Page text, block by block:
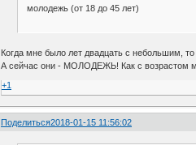
молодежь (от 18 до 45 лет)
Когда мне было лет двадцать с небольшим,
А сейчас они - МОЛОДЕЖЬ! Как с возрастом
+1
Поделиться2018-01-15 11:56:02